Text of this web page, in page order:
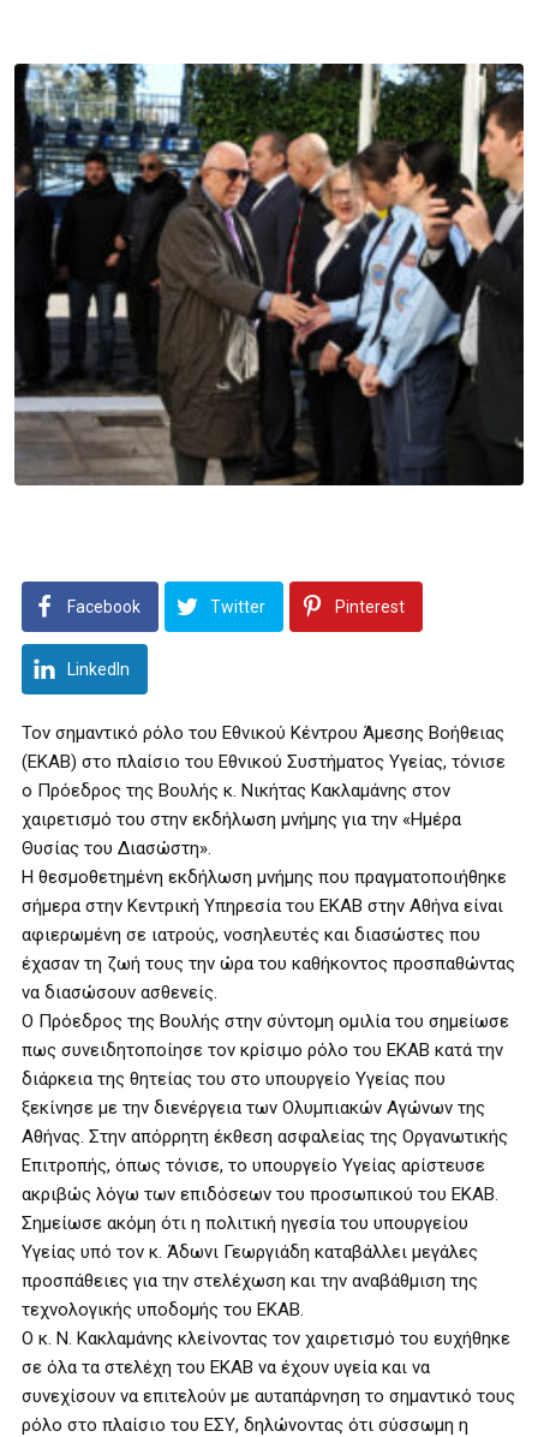
Facebook Twitter Pinterest
LinkedIn
Τον σημαντικό ρόλο του Εθνικού Κέντρου Άμεσης Βοήθειας
(ΕΚΑΒ) στο πλαίσιο του Εθνικού Συστήματος Υγείας, τόνισε
ο Πρόεδρος της Βουλής κ. Νικήτας Κακλαμάνης στον
χαιρετισμό του στην εκδήλωση μνήμης για την «Ημέρα
Θυσίας του Διασώστη».
Η θεσμοθετημένη εκδήλωση μνήμης που πραγματοποιήθηκε
σήμερα στην Κεντρική Υπηρεσία του ΕΚΑΒ στην Αθήνα είναι
αφιερωμένη σε ιατρούς, νοσηλευτές και διασώστες που
έχασαν τη ζωή τους την ώρα του καθήκοντος προσπαθώντας
να διασώσουν ασθενείς.
Ο Πρόεδρος της Βουλής στην σύντομη ομιλία του σημείωσε
πως συνειδητοποίησε τον κρίσιμο ρόλο του ΕΚΑΒ κατά την
διάρκεια της θητείας του στο υπουργείο Υγείας που
ξεκίνησε με την διενέργεια των Ολυμπιακών Αγώνων της
Αθήνας. Στην απόρρητη έκθεση ασφαλείας της Οργανωτικής
Επιτροπής, όπως τόνισε, το υπουργείο Υγείας αρίστευσε
ακριβώς λόγω των επιδόσεων του προσωπικού του ΕΚΑΒ.
Σημείωσε ακόμη ότι η πολιτική ηγεσία του υπουργείου
Υγείας υπό τον κ. Άδωνι Γεωργιάδη καταβάλλει μεγάλες
προσπάθειες για την στελέχωση και την αναβάθμιση της
τεχνολογικής υποδομής του ΕΚΑΒ.
Ο κ. Ν. Κακλαμάνης κλείνοντας τον χαιρετισμό του ευχήθηκε
σε όλα τα στελέχη του ΕΚΑΒ να έχουν υγεία και να
συνεχίσουν να επιτελούν με αυταπάρνηση το σημαντικό τους
ρόλο στο πλαίσιο του ΕΣΥ, δηλώνοντας ότι σύσσωμη η